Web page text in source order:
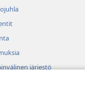
järjestö